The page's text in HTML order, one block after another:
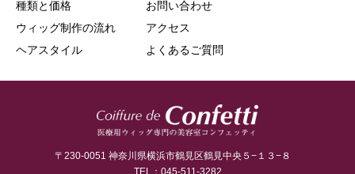
種類と価格
ウィッグ制作の流れ
ヘアスタイル
お問い合わせ
アクセス
よくあるご質問
〒230-0051 神奈川県横浜市鶴見区鶴見中央５−１３−８
TEL：045-511-3282